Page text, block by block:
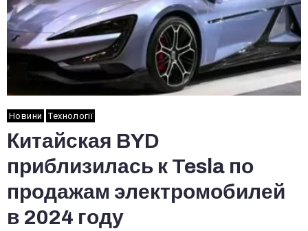
Новини Технології
Китайская BYD
приблизилась к Tesla по
продажам электромобилей
в 2024 году